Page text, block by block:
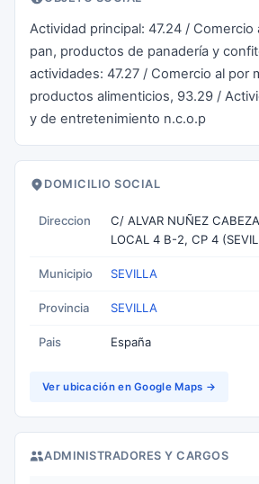
Actividad principal: 47.24 / Comercio
pan, productos de panadería y
actividades: 47.27 / Comercio al por
productos alimenticios, 93.29 /
y de entretenimiento n.c.o.p
DOMICILIO SOCIAL
Direccion
C/ ALVAR NUÑEZ
LOCAL 4 B-2, CP 4
Municipio SEVILLA
Provincia SEVILLA
Pais España
Ver ubicación en Google Maps →
ADMINISTRADORES Y CARGOS